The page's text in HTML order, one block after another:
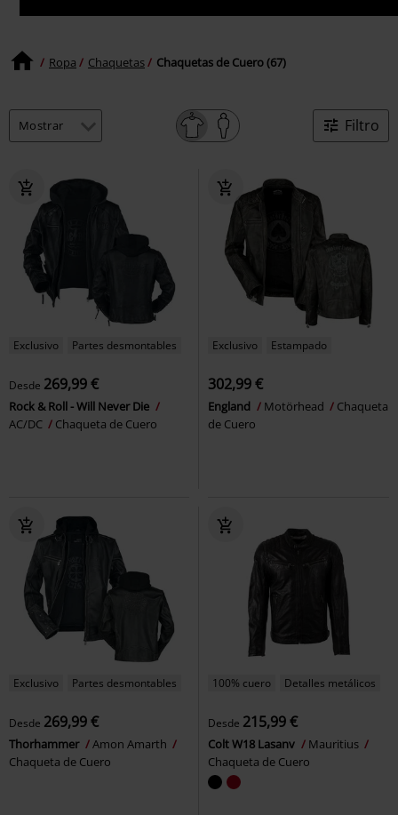
Ropa Chaquetas Chaquetas de Cuero (67)
Filtro
Exclusivo Partes desmontables
Desde 269,99 €
Rock & Roll - Will Never Die
AC/DC
Chaqueta de Cuero
Exclusivo Estampado
302,99 €
England Motörhead
Chaqueta
de Cuero
Exclusivo Partes desmontables
Desde 269,99 €
Thorhammer
Amon Amarth
Chaqueta de Cuero
100% cuero Detalles metálicos
Desde 215,99 €
Colt W18 Lasanv
Mauritius
Chaqueta de Cuero